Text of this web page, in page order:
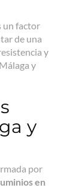
un factor
de una
y
y
y
por
en